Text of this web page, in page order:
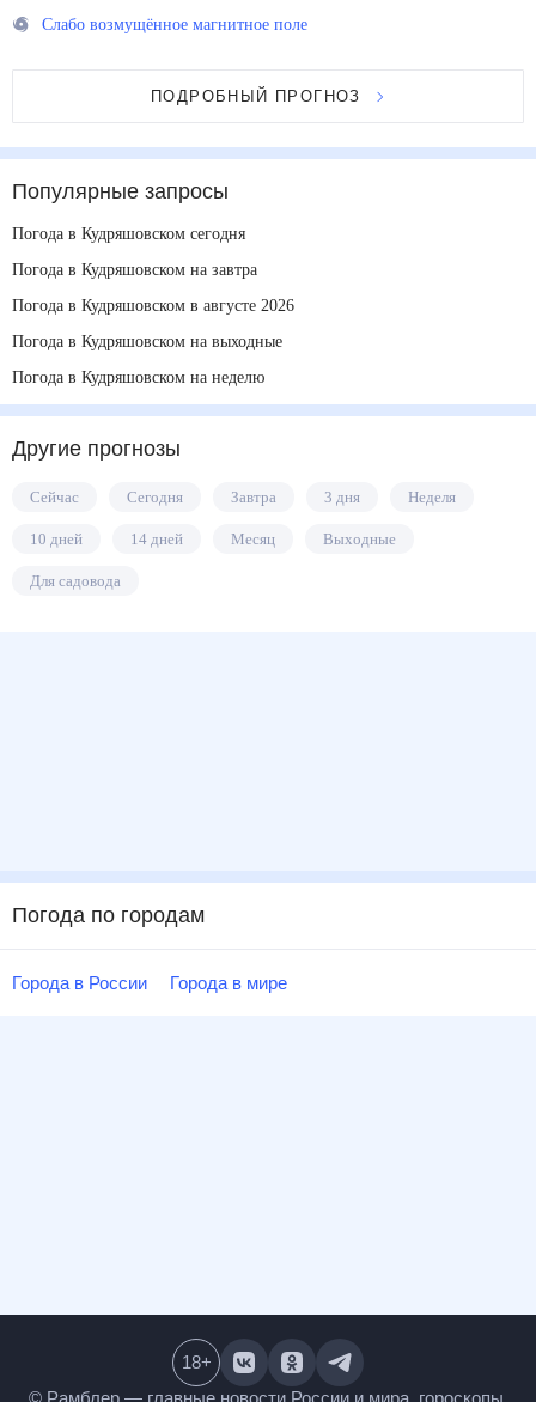
Слабо возмущённое магнитное поле
ПОДРОБНЫЙ ПРОГНОЗ
Популярные запросы
Погода в Кудряшовском сегодня
Погода в Кудряшовском на завтра
Погода в Кудряшовском в августе 2026
Погода в Кудряшовском на выходные
Погода в Кудряшовском на неделю
Другие прогнозы
Сейчас Сегодня Завтра 3 дня Неделя
10 дней 14 дней Месяц Выходные
Для садовода
Погода по городам
Города в России Города в мире
18+